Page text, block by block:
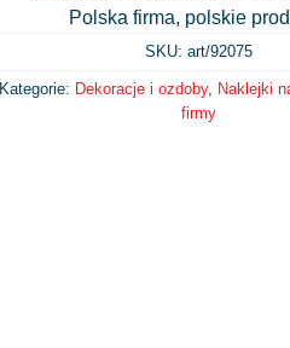
Polska firma, polskie
SKU: art/92075
Kategorie: Dekoracje i ozdoby, Naklejki
firmy